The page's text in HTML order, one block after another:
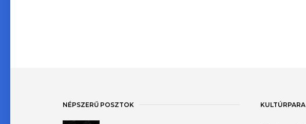
NÉPSZERŰ POSZTOK KULTÚRPARA